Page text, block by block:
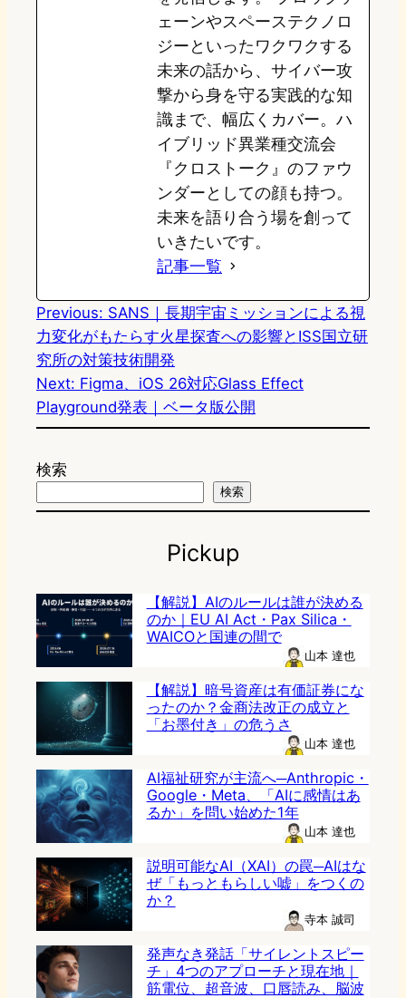
ェーンやスペーステクノロ
ジーといったワクワクする
未来の話から、サイバー攻
撃から身を守る実践的な知
識まで、幅広くカバー。ハ
イブリッド異業種交流会
『クロストーク』のファウ
ンダーとしての顔も持つ。
未来を語り合う場を創って
いきたいです。
記事一覧
Previous: SANS｜長期宇宙ミッションによる視
力変化がもたらす火星探査への影響とISS国立研
究所の対策技術開発
Next: Figma、iOS 26対応Glass Effect
Playground発表｜ベータ版公開
検索
検索
Pickup
【解説】AIのルールは誰が決める
のか｜EU AI Act・Pax Silica・
WAICOと国連の間で
山本 達也
【解説】暗号資産は有価証券にな
ったのか？金商法改正の成立と
「お墨付き」の危うさ
山本 達也
AI福祉研究が主流へ─Anthropic・
Google・Meta、「AIに感情はあ
るか」を問い始めた1年
山本 達也
説明可能なAI（XAI）の罠─AIはな
ぜ「もっともらしい嘘」をつくの
か？
寺本 誠司
発声なき発話「サイレントスピー
チ」4つのアプローチと現在地｜
筋電位、超音波、口唇読み、脳波